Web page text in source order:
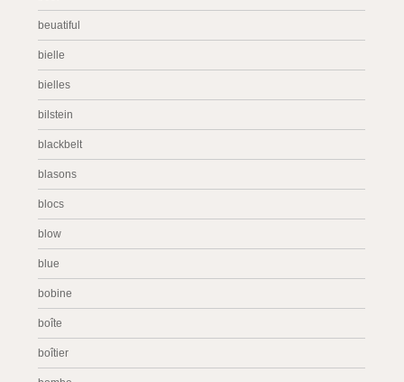
beuatiful
bielle
bielles
bilstein
blackbelt
blasons
blocs
blow
blue
bobine
boîte
boîtier